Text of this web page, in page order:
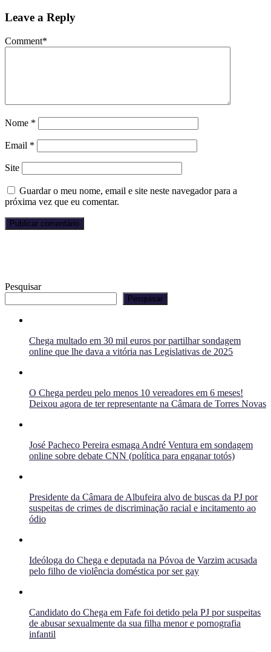
Leave a Reply
Comment*
Nome *
Email *
Site
Guardar o meu nome, email e site neste navegador para a
próxima vez que eu comentar.
Pesquisar
Pesquisar
Chega multado em 30 mil euros por partilhar sondagem
online que lhe dava a vitória nas Legislativas de 2025
O Chega perdeu pelo menos 10 vereadores em 6 meses!
Deixou agora de ter representante na Câmara de Torres Novas
José Pacheco Pereira esmaga André Ventura em sondagem
online sobre debate CNN (política para enganar totós)
Presidente da Câmara de Albufeira alvo de buscas da PJ por
suspeitas de crimes de discriminação racial e incitamento ao
ódio
Ideóloga do Chega e deputada na Póvoa de Varzim acusada
pelo filho de violência doméstica por ser gay
Candidato do Chega em Fafe foi detido pela PJ por suspeitas
de abusar sexualmente da sua filha menor e pornografia
infantil